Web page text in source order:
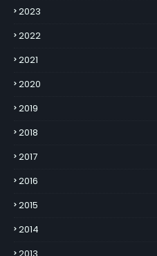
2023
2022
2021
2020
2019
2018
2017
2016
2015
2014